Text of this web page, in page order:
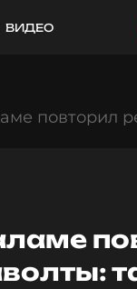
ВИДЕО
повторил